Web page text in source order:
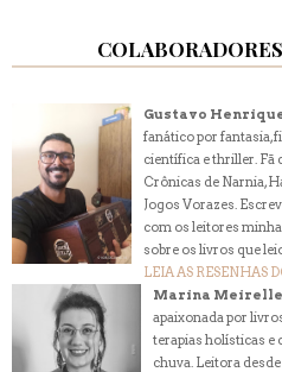
COLABORADORES
Gustavo
fanático por fantasia,
científica e thriller. Fã
Crônicas de Narnia,
Jogos Vorazes.
com os leitores
sobre os livros que
LEIA AS RESENHAS
Marina
apaixonada por
terapias holísticas e
chuva. Leitora